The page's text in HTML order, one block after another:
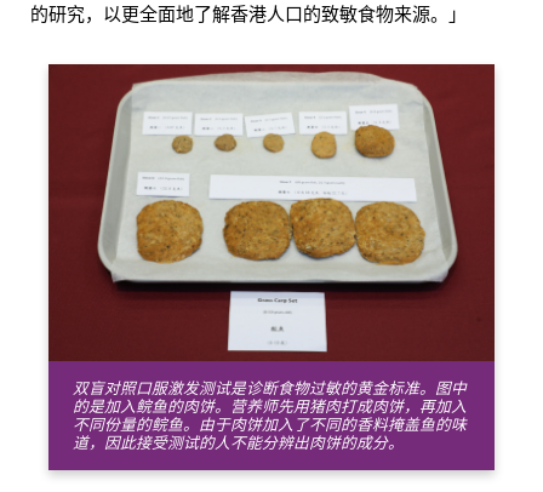
的研究，以更全面地了解香港人口的致敏食物来源。」
双盲对照口服激发测试是诊断食物过敏的黄金标准。图中
的是加入鲩鱼的肉饼。营养师先用猪肉打成肉饼，再加入
不同份量的鲩鱼。由于肉饼加入了不同的香料掩盖鱼的味
道，因此接受测试的人不能分辨出肉饼的成分。